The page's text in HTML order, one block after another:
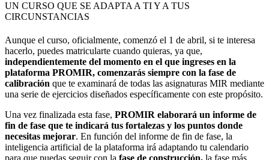
UN CURSO QUE SE ADAPTA A TI Y A TUS
CIRCUNSTANCIAS
Aunque el curso, oficialmente, comenzó el 1 de abril, si te interesa
hacerlo, puedes matricularte cuando quieras, ya que,
independientemente del momento en el que ingreses en la
plataforma PROMIR, comenzarás siempre con la fase de
calibración que te examinará de todas las asignaturas MIR mediante
una serie de ejercicios diseñados específicamente con este propósito.
Una vez finalizada esta fase, PROMIR elaborará un informe de
fin de fase que te indicará tus fortalezas y los puntos donde
necesitas mejorar. En función del informe de fin de fase, la
inteligencia artificial de la plataforma irá adaptando tu calendario